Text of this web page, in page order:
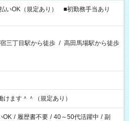
いOK（規定あり） ■初勤務手当あり
三丁目駅から徒歩 / 高田馬場駅から徒歩
ます＾＾（規定あり）
OK / 履歴書不要 / 40～50代活躍中 / 副